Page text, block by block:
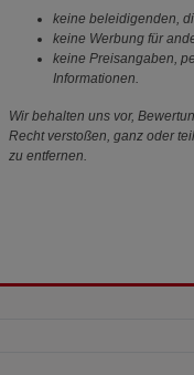
keine beleidigenden,
keine Werbung für
keine Preisangaben,
Informationen.
Wir behalten uns vor,
Recht verstoßen, ganz oder
zu entfernen.